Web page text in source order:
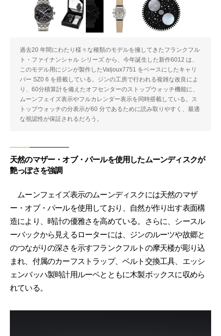
過去20 年間にわたり様々な種類のモデルを擁してきたフランクフル
ト・ファイナンシャル シリーズ から、今年誕生した新作6012 は、
このモデル用にジンが製作したValjoux7751 をベースにしたキャリ
バー SZ0 6 を搭載している。ジンの工房で行われる複雑な改良によ
り、60分積算計を備えたオフセンターのストップウォッチ機能に、
ムーンフェイズ表示やフルカレンダー表示を同時搭載している。ス
トップウォッチの分表示が60 分であるために読み取りやすく、最適
な視認性が保証されるだろう。
天然のマザー・オブ・パールを使用したムーンディスクが
艶っぽさを強調
ムーンフェイズ表示のムーンディスクには天然のマザ
ー・オブ・パールを使用しており、自然が作り出す表面構
造により、時計の優雅さを高めている。さらに、シースル
ーバックから見えるローターには、ジンのルーツや故郷と
のつながりの深さを示すフランクフルトの摩天楼が彫り込
まれ、付属のカーフストラップ、ベルト交換工具、エッシ
ェンバッハ製時計用ルーペとともに木製ボックスに収めら
れている。